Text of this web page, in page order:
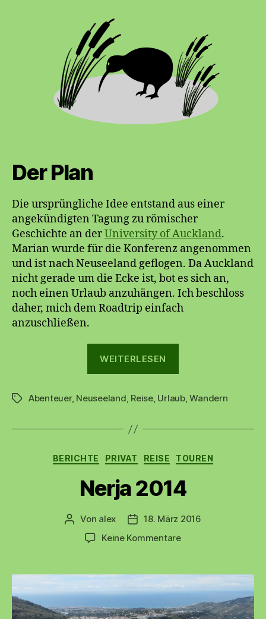
Der Plan
Die ursprüngliche Idee entstand aus einer
angekündigten Tagung zu römischer
Geschichte an derUniversity of Auckland.
Marian wurde für die Konferenz angenommen
und ist nach Neuseeland geflogen. Da Auckland
nicht gerade um die Ecke ist, bot es sich an,
noch einen Urlaub anzuhängen. Ich beschloss
daher, mich dem Roadtrip einfach
anzuschließen.
WEITERLESEN
Schlagwörter
Abenteuer, Neuseeland, Reise, Urlaub,Wandern
Kategorien
BERICHTE PRIVAT REISE TOUREN
Nerja 2014
Beitragsautor
Von alex Beitragsdatum
18. März 2016
Keine Kommentarezu